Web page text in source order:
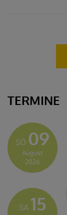
TERMINE
SO 09
August
2026
SA 15